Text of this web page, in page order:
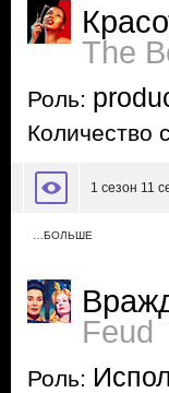
The
Роль:
Количество
1 сезон 11
…БОЛЬШЕ
Feud
Роль: